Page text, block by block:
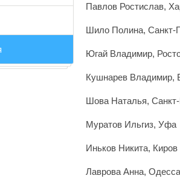
Павлов Ростислав,
Шило Полина, Санкт-
Югай Владимир,
Кушнарев Владимир,
Шова Наталья,
Муратов Ильгиз, Уфа
Иньков Никита, Киров
Лаврова Анна, Одесса